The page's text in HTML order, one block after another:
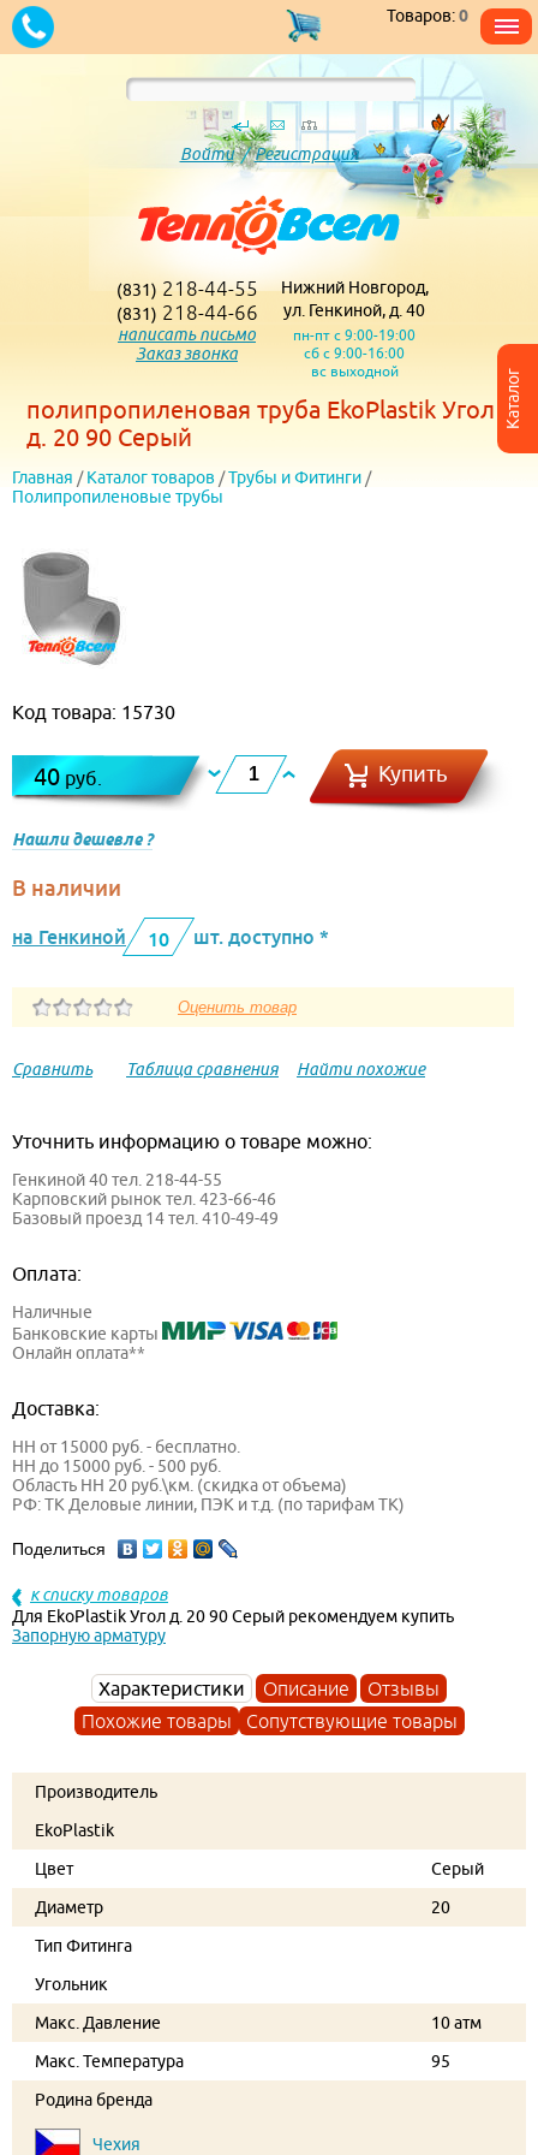
Каталог
Товаров:0
Войти/Регистрация
(831) 218-44-55
(831) 218-44-66
написать письмо
Заказ звонка
Нижний Новгород,
ул. Генкиной, д. 40
пн-пт с 9:00-19:00
сб с 9:00-16:00
вс выходной
полипропиленовая труба EkoPlastik Угол
д. 20 90 Серый
Главная / Каталог товаров /Трубы и Фитинги /
Полипропиленовые трубы
Код товара: 15730
40руб. Купить
Нашли дешевле ?
В наличии
на Генкиной 10 шт. доступно *
Сравнить Таблица сравнения Найти похожие
Уточнить информацию о товаре можно:
Генкиной 40 тел. 218-44-55
Карповский рынок тел. 423-66-46
Базовый проезд 14 тел. 410-49-49
Оплата:
Наличные
Банковские карты
Онлайн оплата**
Доставка:
НН от 15000 руб. - бесплатно.
НН до 15000 руб. - 500 руб.
Область НН 20 руб.\км. (скидка от объема)
РФ: ТК Деловые линии, ПЭК и т.д. (по тарифам ТК)
Поделиться
к списку товаров
Для EkoPlastik Угол д. 20 90 Серый рекомендуем купить
Запорную арматуру
Характеристики Описание
Отзывы
Похожие товары
Сопутствующие товары
Производитель
EkoPlastik
Цвет
Серый
Диаметр
20
Тип Фитинга
Угольник
Макс. Давление
10 атм
Макс. Температура
95
Родина бренда
Чехия